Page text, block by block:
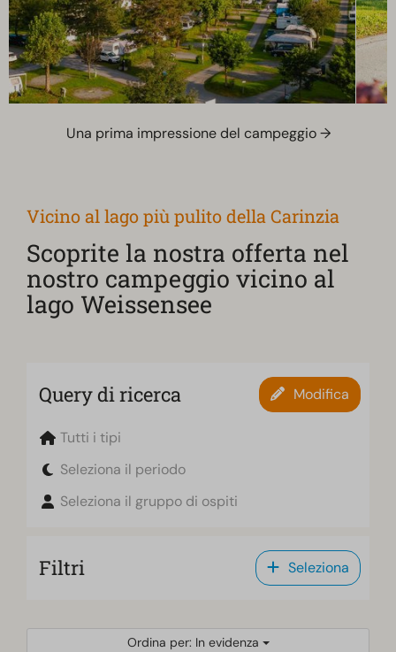
Una prima impressione del campeggio →
Vicino al lago più pulito della Carinzia
Scoprite la nostra offerta nel
nostro campeggio vicino al
lago Weissensee
Query di ricerca Modifica
Tutti i tipi
Seleziona il periodo
Seleziona il gruppo di ospiti
Filtri Seleziona
Ordina per: In evidenza